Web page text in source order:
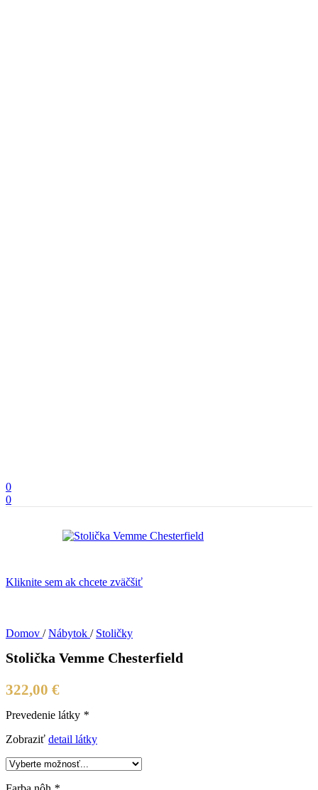
0
0
Kliknite sem ak chcete zväčšiť
Domov / Nábytok / Stoličky
Stolička Vemme Chesterfield
322,00 €
Prevedenie látky *
Zobraziť detail látky